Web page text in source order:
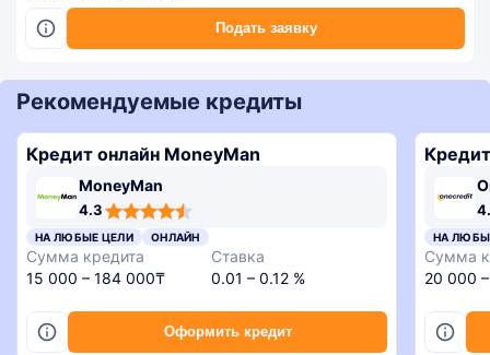
Подать заявку
Рекомендуемые кредиты
Кредит онлайн MoneyMan
MoneyMan
4.3
НА ЛЮБЫЕ ЦЕЛИ ОНЛАЙН
Сумма кредита
15 000 – 184 000₸
Ставка
0.01 – 0.12 %
Оформить кредит
НА
Сумма
20 000
rating